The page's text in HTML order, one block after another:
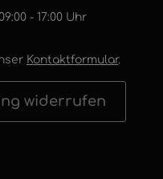
- 17:00 Uhr
Kontaktformular.
widerrufen